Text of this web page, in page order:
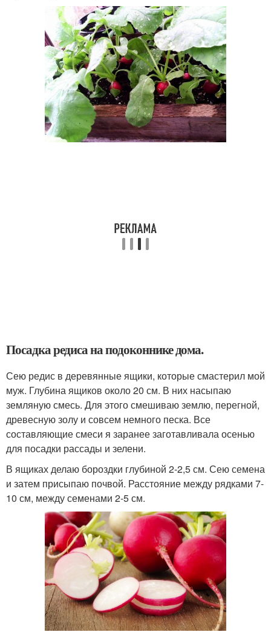
Посадка редиса на подоконнике дома.
Сею редис в деревянные ящики, которые смастерил мой
муж. Глубина ящиков около 20 см. В них насыпаю
земляную смесь. Для этого смешиваю землю, перегной,
древесную золу и совсем немного песка. Все
составляющие смеси я заранее заготавливала осенью
для посадки рассады и зелени.
В ящиках делаю бороздки глубиной 2-2,5 см. Сею семена
и затем присыпаю почвой. Расстояние между рядками 7-
10 см, между семенами 2-5 см.